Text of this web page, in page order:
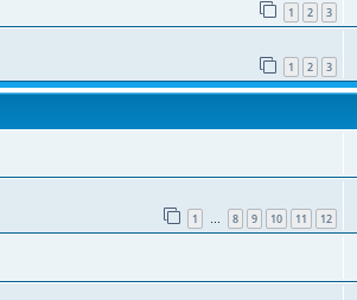
1 2 3
1 2 3
1 … 8 9 10 11 12